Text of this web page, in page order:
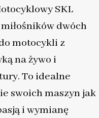
SKL
dwóch
motocykli z
na żywo i
To idealne
swoich maszyn jak
i wymianę